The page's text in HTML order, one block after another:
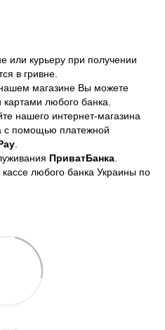
или курьеру при получении
в гривне.
магазине Вы можете
картами любого банка.
нашего интернет-магазина
с помощью платежной
.
ПриватБанка.
кассе любого банка Украины по